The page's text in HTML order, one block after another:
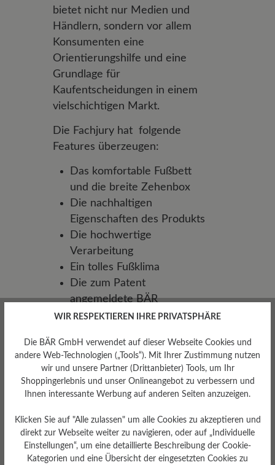
bietet nicht nur Medien und
Händlern, sondern vor allem
Konsumenten eine
Orientierungshilfe und eine
Grundlage für
Kaufentscheidungen in einem
vielschichtigen Markt.
Die Fachjury hat folgende
Features überzeugen:
Das komfortable Fußbett
und die breite Zehenbox
Die nachhaltigen
Eigenschaften des Produkts
Die hochwertige
Verarbeitung
Ein tolles Fußklima
Die zum Patent
angemeldete BÄR
FIRMOFLEX® Sohlen-
Eine Vibram®-Sohle mit viel
WIR RESPEKTIEREN IHRE PRIVATSPHÄRE
Die BÄR GmbH verwendet auf dieser Webseite Cookies und
andere Web-Technologien („Tools“). Mit Ihrer Zustimmung nutzen
wir und unsere Partner (Drittanbieter) Tools, um Ihr
Shoppingerlebnis und unser Onlineangebot zu verbessern und
Ihnen interessante Werbung auf anderen Seiten anzuzeigen.
Klicken Sie auf "Alle zulassen" um alle Cookies zu akzeptieren und
direkt zur Webseite weiter zu navigieren, oder auf „Individuelle
Einstellungen“, um eine detaillierte Beschreibung der Cookie-
Kategorien und eine Übersicht der eingesetzten Cookies zu